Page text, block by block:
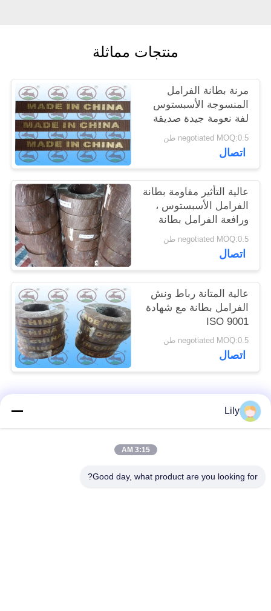
POLICY
منتجات مماثلة
مرنة بطانة الفرامل
المنسوجة الأسبستوس
لفة نعومة جيدة صديقة
للبيئة
negotiated MOQ:0.5 طن
اتصال
عالية التأثير مقاومة بطانة
الفرامل الأسبستوس ،
ورافعة الفرامل بطانة
المواد
negotiated MOQ:0.5 طن
اتصال
عالية المتانة رباط ونش
الفرامل بطانة مع شهادة
ISO 9001
negotiated MOQ:0.5 طن
اتصال
فئات شعبيةLily
3:15 AM
Good day, what product are you looking for?